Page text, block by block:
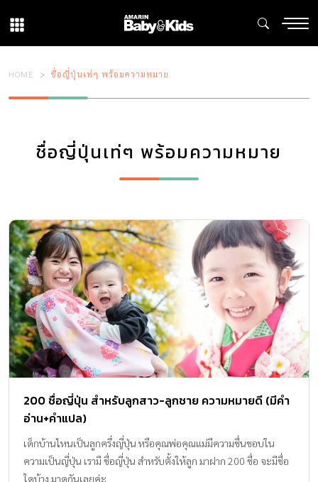
HOME ชื่อญี่ปุ่นเท่ๆ พร้อมความหมาย
ชื่อญี่ปุ่นเท่ๆ พร้อมความหมาย
200 ชื่อญี่ปุ่น สำหรับลูกสาว-ลูกชาย ความหมายดี (มีคำ
อ่าน+คำแปล)
เด็กบ้านไหนเป็นลูกครึ่งญี่ปุ่น หรือคุณพ่อคุณแม่มีความชื่นชอบใน
ความเป็นญี่ปุ่น เรามี ชื่อญี่ปุ่น สำหรับตั้งให้ลูก มาฝาก 200 ชื่อ จะมีชื่อ
ใดบ้าง มาดูกันเลยค่ะ